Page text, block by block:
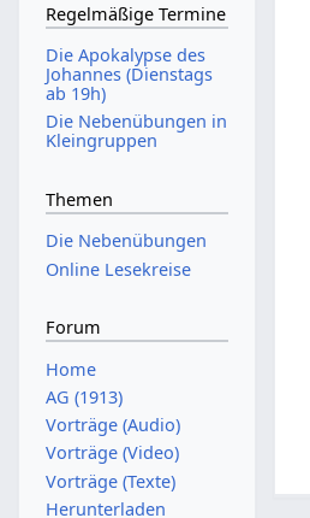
Regelmäßige Termine
Die Apokalypse des
Johannes (Dienstags
ab 19h)
Die Nebenübungen in
Kleingruppen
Themen
Die Nebenübungen
Online Lesekreise
Forum
Home
AG (1913)
Vorträge (Audio)
Vorträge (Video)
Vorträge (Texte)
Herunterladen